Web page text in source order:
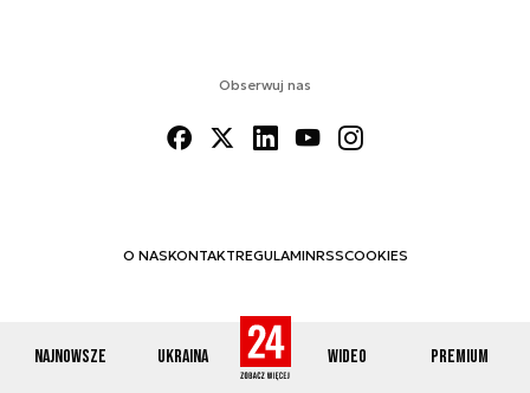
Najnowsze Ukraina Wideo Premium
Obserwuj nas
O NASKONTAKTREGULAMINRSSCOOKIES
© 2012-2026 DEFENCE24